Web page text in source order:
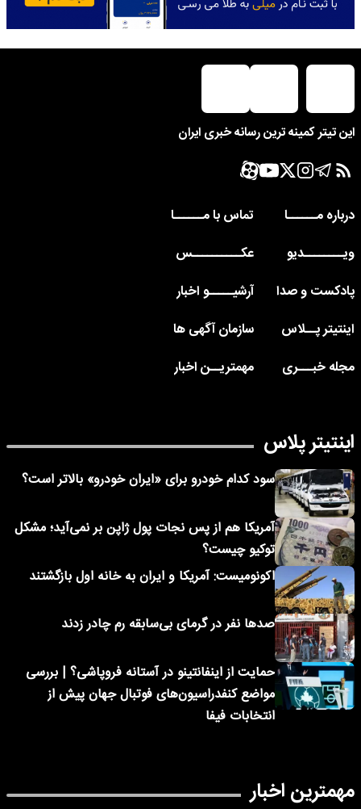
این تیتر کمینه ترین رسانه خبری ایران
درباره مــــــا
تماس با مــــــا
ویــــــــدیو
عکــــــــــس
پادکست و صدا
آرشیـــــو اخبار
اینتیتر پــلاس
سازمان آگهی ها
مجله خبـــری
مهمتریــن اخبار
اینتیتر پلاس
سود کدام خودرو برای «ایران خودرو» بالاتر است؟
آمریکا هم از پس نجات پول ژاپن بر نمی‌آید؛ مشکل
توکیو چیست؟
اکونومیست: آمریکا و ایران به خانه اول بازگشتند
صدها نفر در گرمای بی‌سابقه رم چادر زدند
حمایت از اینفانتینو در آستانه فروپاشی؟ | بررسی
مواضع کنفدراسیون‌های فوتبال جهان پیش از
انتخابات فیفا
مهمترین اخبار